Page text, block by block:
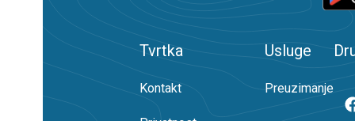
Tvrtka
Kontakt
Usluge
Preuzimanje